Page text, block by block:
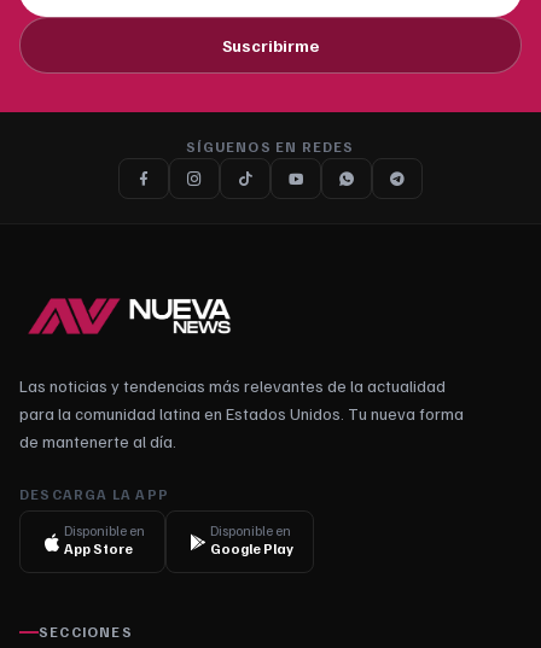
Suscribirme
SÍGUENOS EN REDES
Las noticias y tendencias más relevantes de la actualidad
para la comunidad latina en Estados Unidos. Tu nueva forma
de mantenerte al día.
DESCARGA LA APP
Disponible en
App Store
Disponible en
Google Play
SECCIONES